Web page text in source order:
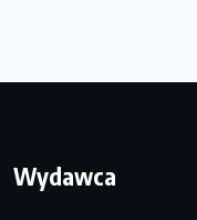
Wydawca